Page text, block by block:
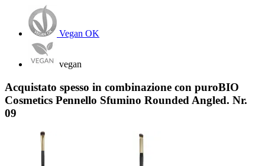
Vegan OK
vegan
Acquistato spesso in combinazione con puroBIO
Cosmetics Pennello Sfumino Rounded Angled. Nr.
09